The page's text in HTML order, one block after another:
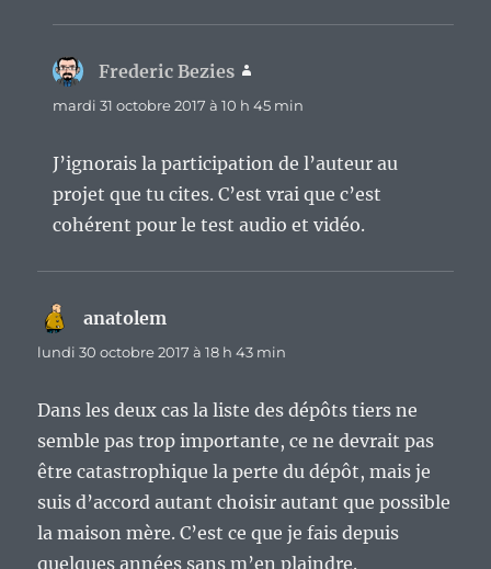
Frederic Bezies
mardi 31 octobre 2017 à 10 h 45 min
J’ignorais la participation de l’auteur au
projet que tu cites. C’est vrai que c’est
cohérent pour le test audio et vidéo.
anatolem
lundi 30 octobre 2017 à 18 h 43 min
Dans les deux cas la liste des dépôts tiers ne
semble pas trop importante, ce ne devrait pas
être catastrophique la perte du dépôt, mais je
suis d’accord autant choisir autant que possible
la maison mère. C’est ce que je fais depuis
quelques années sans m’en plaindre.